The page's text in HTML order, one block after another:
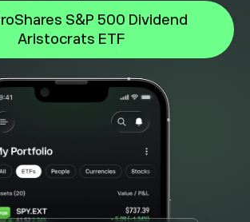
S&P 500 Dividend
Aristocrats ETF